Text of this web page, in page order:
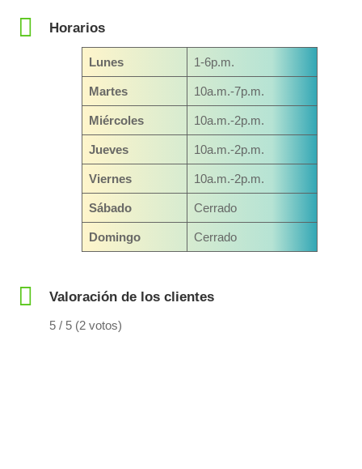
Horarios
Lunes 1-6p.m.
Martes 10a.m.-7p.m.
Miércoles 10a.m.-2p.m.
Jueves 10a.m.-2p.m.
Viernes 10a.m.-2p.m.
Sábado Cerrado
Domingo Cerrado
Valoración de los clientes
5 / 5 (2 votos)